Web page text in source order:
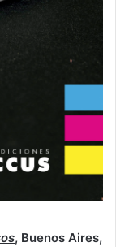
, Buenos Aires,